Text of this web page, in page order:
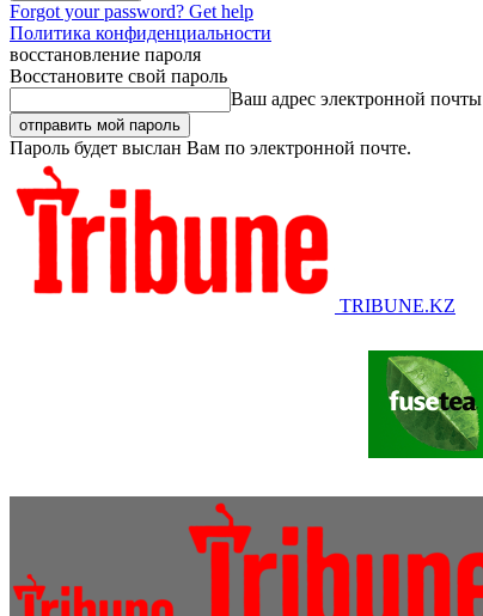
Forgot your password? Get help
Политика конфиденциальности
восстановление пароля
Восстановите свой пароль
Ваш адрес электронной почты
Пароль будет выслан Вам по электронной почте.
TRIBUNE.KZ